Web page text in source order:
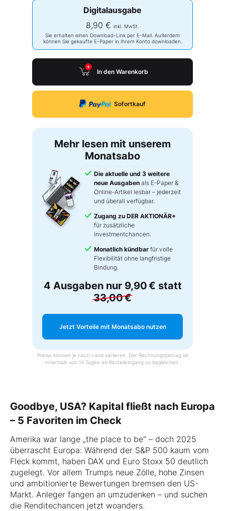
Digitalausgabe
8,90 € inkl. MwSt.
Sie erhalten einen Download-Link per E-Mail. Außerdem
können Sie gekaufte E-Paper in Ihrem Konto downloaden.
In den Warenkorb
Sofortkauf
Mehr lesen mit unserem
Monatsabo
Die aktuelle und 3 weitere
neue Ausgaben als E-Paper &
Online-Artikel lesbar – jederzeit
und überall verfügbar.
Zugang zu DER AKTIONÄR+
für zusätzliche
Investmentchancen.
Monatlich kündbar für volle
Flexibilität ohne langfristige
Bindung.
4 Ausgaben nur 9,90 € statt
33,00 €
Jetzt Vorteile mit Monatsabo nutzen
Preise können je nach Land variieren. Der Rechnungsbetrag ist
innerhalb von 14 Tagen ab Bestelleingang zu begleichen.
Goodbye, USA? Kapital fließt nach Europa
– 5 Favoriten im Check
Amerika war lange „the place to be“ – doch 2025
überrascht Europa: Während der S&P 500 kaum vom
Fleck kommt, haben DAX und Euro Stoxx 50 deutlich
zugelegt. Vor allem Trumps neue Zölle, hohe Zinsen
und ambitionierte Bewertungen bremsen den US-
Markt. Anleger fangen an umzudenken – und suchen
die Renditechancen jetzt woanders.